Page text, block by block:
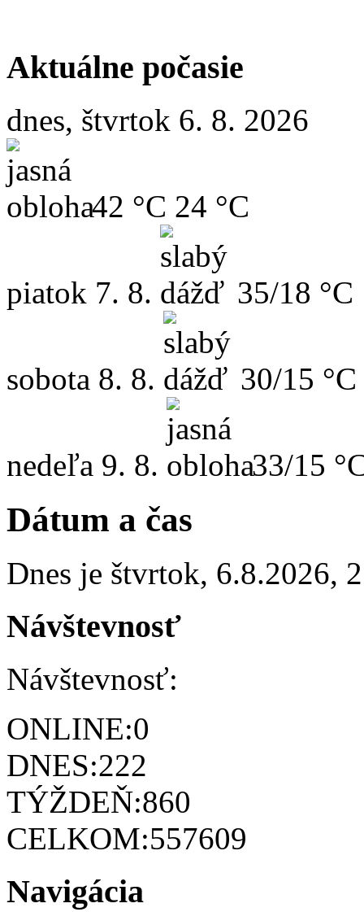
Aktuálne počasie
dnes, štvrtok 6. 8. 2026
42 °C 24 °C
piatok 7. 8. 35/18 °C
sobota 8. 8. 30/15 °C
nedeľa 9. 8. 33/15
Dátum a čas
Dnes je štvrtok, 6.8.2026,
Návštevnosť
Návštevnosť:
ONLINE:0
DNES:222
TÝŽDEŇ:860
CELKOM:557609
Navigácia